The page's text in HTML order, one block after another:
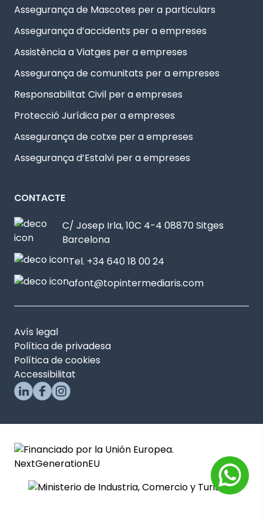
Assegurança de Mascotes per a particulars
Assegurança d’accidents per a empreses
Assistència a Viatges per a empreses
Assegurança de comunitats per a empreses
Responsabilitat Civil per a empreses
Protecció Jurídica per a empreses
Assegurança de cotxe per a empreses
Assegurança d’Estalvi per a empreses
CONTACTE
C/ Josep Irla, 10C 4-4 08870 Sitges
Barcelona
Tel. +34 640 18 00 24
afont@topintermediaris.com
Avís legal
Política de privadesa
Política de cookies
Accessibilitat